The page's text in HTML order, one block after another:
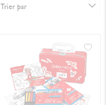
Trier par